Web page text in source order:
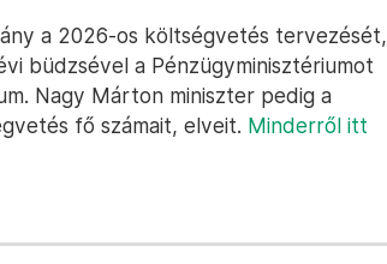
a 2026-os költségvetés tervezését,
büdzsével a Pénzügyminisztériumot
Nagy Márton miniszter pedig a
fő számait, elveit. Minderről itt